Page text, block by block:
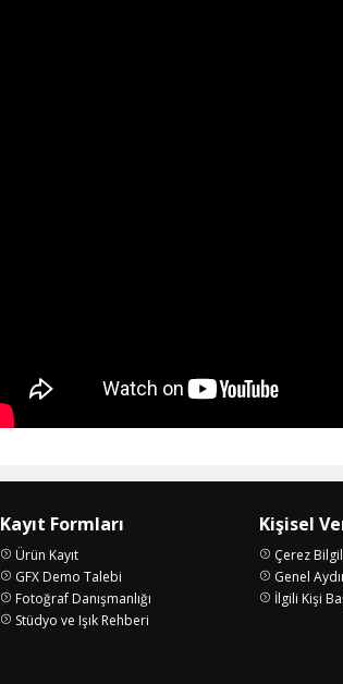
Kayıt Formları
Ürün Kayıt
GFX Demo Talebi
Fotoğraf Danışmanlığı
Stüdyo ve Işık Rehberi
Kişisel
Çerez
Genel
İlgili Kişi